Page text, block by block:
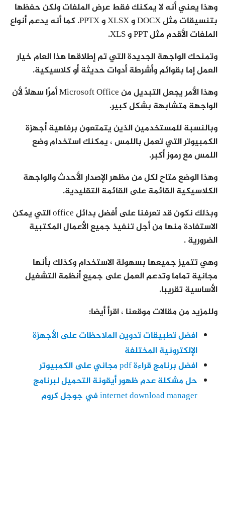
وهذا يعني أنه لا يمكنك فقط عرض الملفات ولكن حفظها
بتنسيقات مثل DOCX و XLSX و PPTX. كما أنه يدعم أنواع
الملفات الأقدم مثل PPT و XLS.
وتمنحك الواجهة الجديدة التي تم إطلاقها هذا العام خيار
العمل إما بقوائم وأشرطة أدوات حديثة أو كلاسيكية.
وهذا الأمر يجعل التبديل من Microsoft Office أمرًا سهلاً لأن
الواجهة متشابهة بشكل كبير.
وبالنسبة للمستخدمين الذين يتمتعون برفاهية أجهزة
الكمبيوتر التي تعمل باللمس ، يمكنك استخدام وضع
اللمس مع رموز أكبر.
وهذا الوضع متاح لكل من مظهر الإصدار الأحدث والواجهة
الكلاسيكية القائمة على القائمة التقليدية.
وبذلك نكون قد تعرفنا على أفضل بدائل office التي يمكن
الاستفادة منها من أجل تنفيذ جميع الأعمال المكتبية
الضرورية .
وهي تتميز جميعها بسهولة الاستخدام وكذلك بأنها
مجانية تماما وتدعم العمل على جميع أنظمة التشغيل
الأساسية تقريبا.
وللمزيد من مقالات موقعنا ، اقرأ أيضا:
افضل تطبيقات تدوين الملاحظات على الأجهزة
الإلكترونية المختلفة
افضل برنامج قراءة pdf مجاني على الكمبيوتر
حل مشكلة عدم ظهور أيقونة التحميل لبرنامج
internet download manager في جوجل كروم